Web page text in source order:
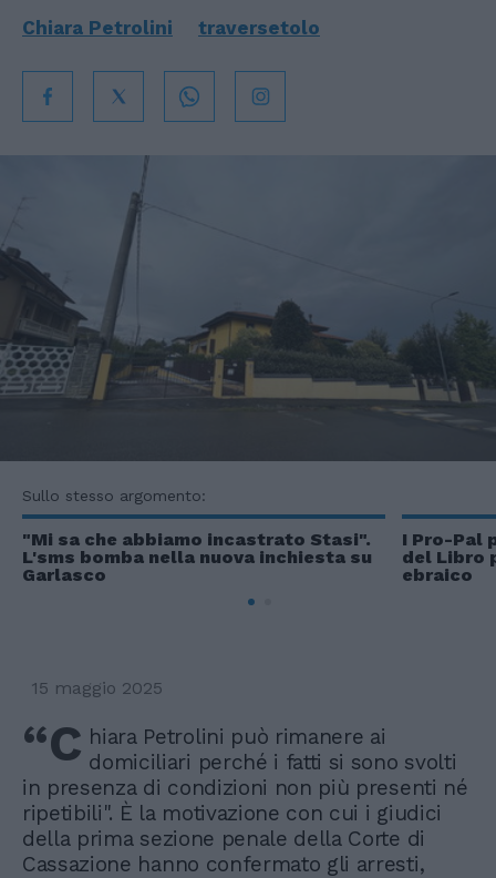
Chiara Petrolini traversetolo
Sullo stesso argomento:
"Mi sa che abbiamo incastrato Stasi".
L'sms bomba nella nuova inchiesta su
Garlasco
I Pro-Pal
del Libro
ebraico
15 maggio 2025
“C hiara Petrolini può rimanere ai
domiciliari perché i fatti si sono svolti
in presenza di condizioni non più presenti né
ripetibili". È la motivazione con cui i giudici
della prima sezione penale della Corte di
Cassazione hanno confermato gli arresti,